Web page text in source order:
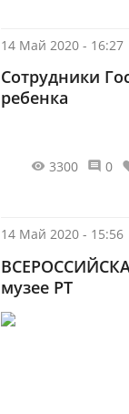
14 Май 2020 - 16:27
Сотрудники
ребенка
3300 0
14 Май 2020 - 15:56
музее РТ